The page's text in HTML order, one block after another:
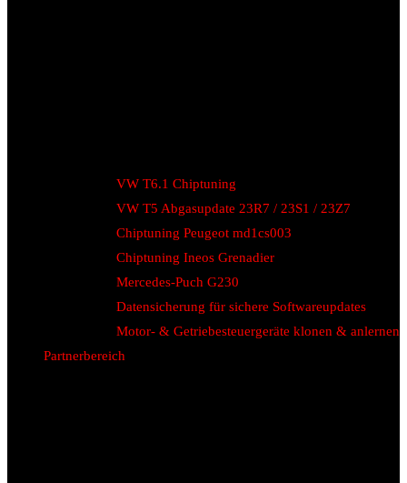
VW T6.1 Chiptuning
VW T5 Abgasupdate 23R7 / 23S1 / 23Z7
Chiptuning Peugeot md1cs003
Chiptuning Ineos Grenadier
Mercedes-Puch G230
Datensicherung für sichere Softwareupdates
Motor- & Getriebesteuergeräte klonen & anlernen
Partnerbereich